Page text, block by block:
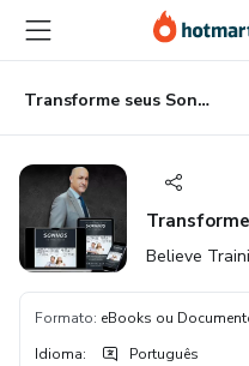
para
conteúdo
principal
para
pagamento
para
rodapé
Transforme seus Sonhos em Realidade
Believe
Formato: eBooks ou
Idioma: Português